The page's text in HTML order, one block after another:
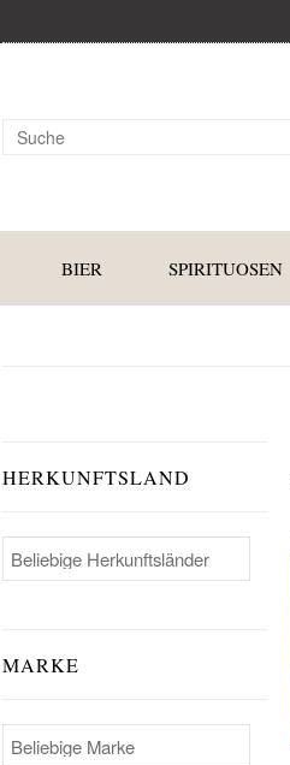
BIER SPIRITUOSEN
HERKUNFTSLAND
MARKE